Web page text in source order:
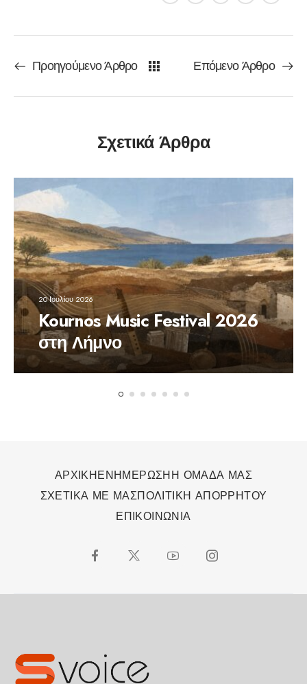
Προηγούμενο Άρθρο Επόμενο Άρθρο
Σχετικά Άρθρα
20 Ιουλίου 2026
Kournos Music Festival 2026
στη Λήμνο
ΑΡΧΙΚΗΕΝΗΜΕΡΩΣΗΗ ΟΜΑΔΑ ΜΑΣ
ΣΧΕΤΙΚΑ ΜΕ ΜΑΣΠΟΛΙΤΙΚΗ ΑΠΟΡΡΗΤΟΥ
ΕΠΙΚΟΙΝΩΝΙΑ